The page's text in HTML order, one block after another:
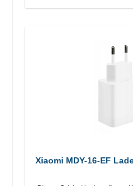
Xiaomi MDY-16-EF